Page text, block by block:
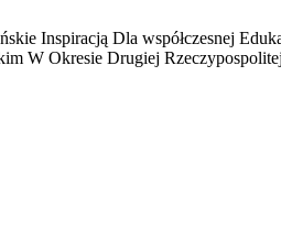
Inspiracją Dla współczesnej
W Okresie Drugiej